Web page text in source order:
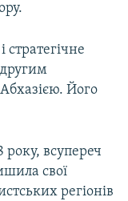
другим
Його
року, всупереч
свої
регіонів